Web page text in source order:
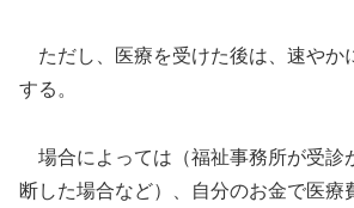
ただし、医療を受けた後は、速やか
する。
場合によっては（福祉事務所が受診
断した場合など）、自分のお金で医療